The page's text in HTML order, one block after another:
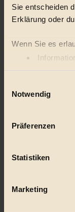
Sie entscheiden
Erklärung oder
Wenn Sie es
Ihr Gerät
Einzelheiten
BIORAMA.eu
Videos von
Notwendig
Präferenzen
Statistiken
Marketing
BIORAMA
Diskurs & Kommentar
Innsbruck...
Der BIORAMA-